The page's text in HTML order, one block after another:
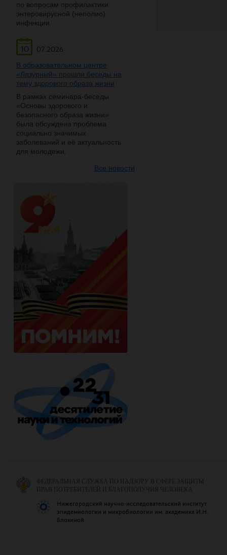
по вопросам профилактики
энтеровирусной (неполио)
инфекции.
10
07.2026
В образовательном центре
«Лазурный» прошли беседы на
тему здорового образа жизни
В рамках семинара-беседы
«Основы здорового и
безопасного образа жизни»
была обсуждена проблема
социально значимых
заболеваний и её актуальность
для молодежи.
Все новости
ФЕДЕРАЛЬНАЯ СЛУЖБА ПО НАДЗОРУ В СФЕРЕ ЗАЩИТЫ
ПРАВ ПОТРЕБИТЕЛЕЙ И БЛАГОПОЛУЧИЯ ЧЕЛОВЕКА
Нижегородский научно-исследовательский институт
эпидемиологии и микробиологии им. академика И.Н.
Блохиной